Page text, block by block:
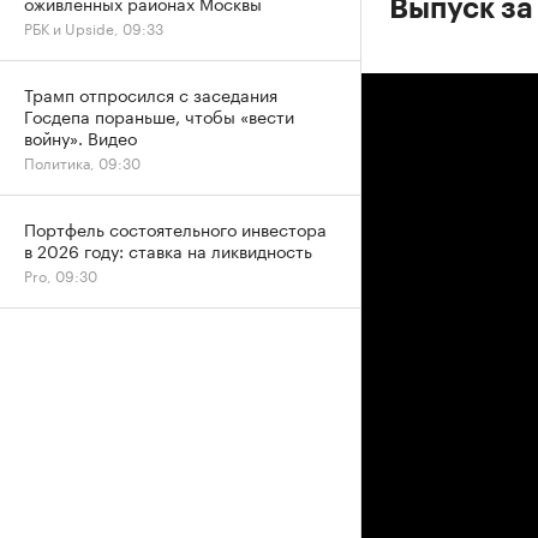
Выпуск
РБК и Upside, 09:33
Трамп отпросился с заседания
Госдепа пораньше, чтобы «вести
войну». Видео
Политика, 09:30
Портфель состоятельного инвестора
в 2026 году: ставка на ликвидность
Pro, 09:30